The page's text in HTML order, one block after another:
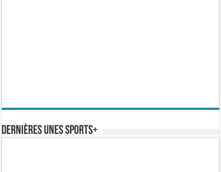
Dernières Unes Sports+